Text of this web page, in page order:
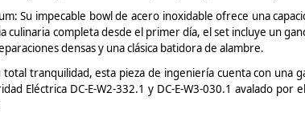
Su impecable bowlde acero inoxidable ofrece una
culinaria completa desde el primer día, el set incluye un
densas y una clásica batidora de alambre.
tranquilidad, esta pieza de ingeniería cuenta con una
Eléctrica DC-E-W2-332.1 y DC-E-W3-030.1 avalado